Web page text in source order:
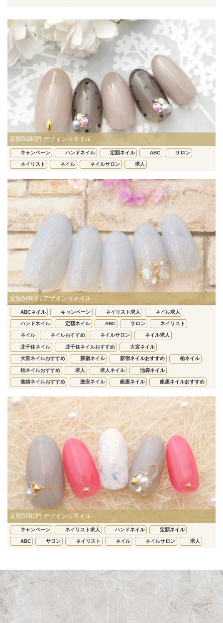
定額5980円 デザイン☆ネイル
キャンペーン ハンドネイル 定額ネイル ABC サロン
ネイリスト ネイル ネイルサロン 求人
定額5980円 デザイン☆ネイル
ABCネイル キャンペーン ネイリスト求人 ネイル求人
ハンドネイル 定額ネイル ABC サロン ネイリスト
ネイル ネイルおすすめ ネイルサロン ネイル求人
北千住ネイル 北千住ネイルおすすめ 大宮ネイル
大宮ネイルおすすめ 新宿ネイル 新宿ネイルおすすめ 柏ネイル
柏ネイルおすすめ 求人 求人ネイル 池袋ネイル
池袋ネイルおすすめ 激安ネイル 銀座ネイル 銀座ネイルおすすめ
定額5980円 デザイン☆ネイル
キャンペーン ネイリスト求人 ハンドネイル 定額ネイル
ABC サロン ネイリスト ネイル ネイルサロン 求人